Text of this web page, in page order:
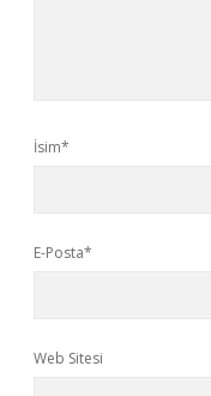
İsim*
E-Posta*
Web Sitesi